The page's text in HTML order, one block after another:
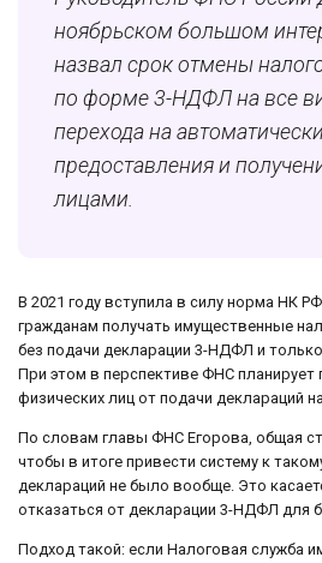
ноябрьском большом
назвал срок отмены
по форме 3-НДФЛ на все
перехода на
предоставления и
лицами.
В 2021 году вступила в силу норма НК
гражданам получать имущественные
без подачи декларации 3-НДФЛ и
При этом в перспективе ФНС
физических лиц от подачи деклараций
По словам главы ФНС Егорова, общая
чтобы в итоге привести систему к
деклараций не было вообще. Это
отказаться от декларации 3-НДФЛ для
Подход такой: если Налоговая служба